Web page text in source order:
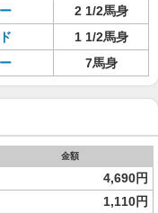
2 1/2馬身
1 1/2馬身
7馬身
金額
4,690円
1,110円